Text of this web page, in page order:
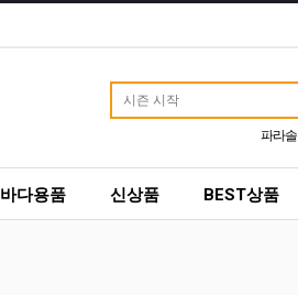
파라솔
바다용품 신상품 BEST상품